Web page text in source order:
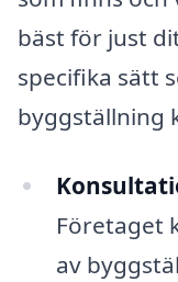
bäst för just
specifika sätt
byggställning
Företaget
av